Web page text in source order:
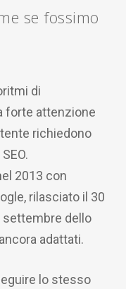
se fossimo
di
forte attenzione
richiedono
2013 con
rilasciato il 30
settembre dello
adattati.
lo stesso